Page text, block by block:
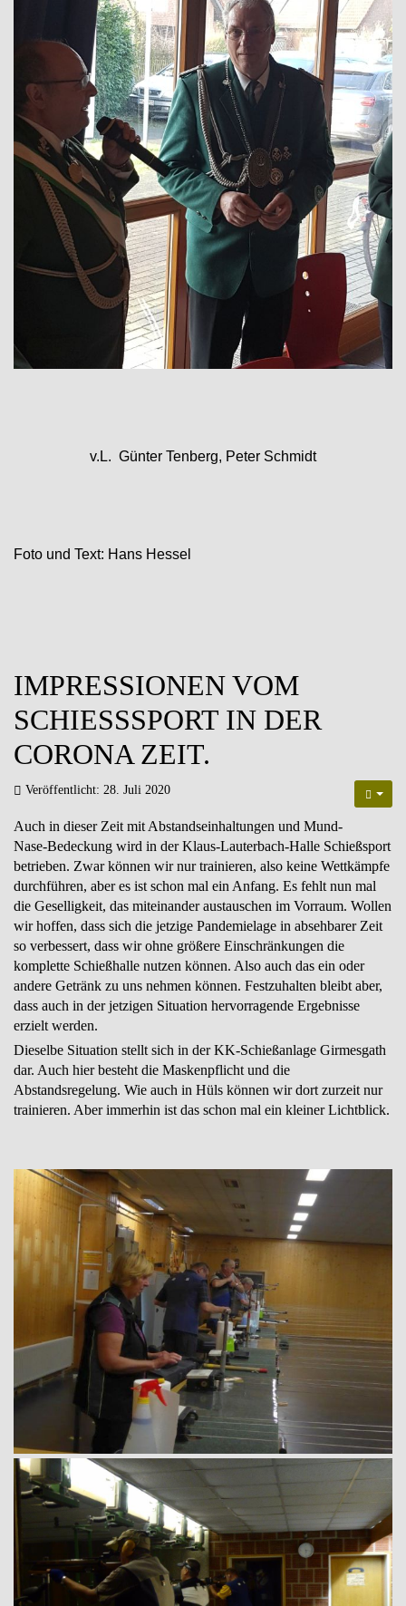
v.L. Günter Tenberg, Peter Schmidt
Foto und Text: Hans Hessel
IMPRESSIONEN VOM
SCHIESSSPORT IN DER C
ORONA ZEIT.
Veröffentlicht: 28. Juli 2020
Auch in dieser Zeit mit Abstandseinhaltungen und Mund-
Nase-Bedeckung wird in der Klaus-Lauterbach-Halle Schießsport
betrieben. Zwar können wir nur trainieren, also keine Wettkämpfe
durchführen, aber es ist schon mal ein Anfang. Es fehlt nun mal
die Geselligkeit, das miteinander austauschen im Vorraum. Wollen
wir hoffen, dass sich die jetzige Pandemielage in absehbarer Zeit
so verbessert, dass wir ohne größere Einschränkungen die
komplette Schießhalle nutzen können. Also auch das ein oder
andere Getränk zu uns nehmen können. Festzuhalten bleibt aber,
dass auch in der jetzigen Situation hervorragende Ergebnisse
erzielt werden.
Dieselbe Situation stellt sich in der KK-Schießanlage Girmesgath
dar. Auch hier besteht die Maskenpflicht und die
Abstandsregelung. Wie auch in Hüls können wir dort zurzeit nur
trainieren. Aber immerhin ist das schon mal ein kleiner Lichtblick.